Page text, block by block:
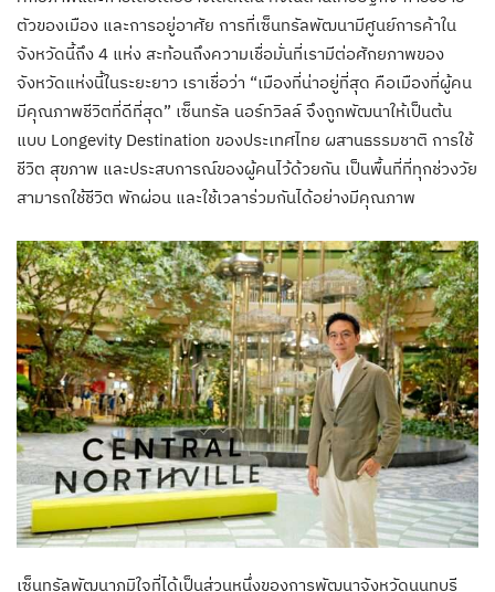
ตัวของเมือง และการอยู่อาศัย การที่เซ็นทรัลพัฒนามีศูนย์การค้าใน
จังหวัดนี้ถึง 4 แห่ง สะท้อนถึงความเชื่อมั่นที่เรามีต่อศักยภาพของ
จังหวัดแห่งนี้ในระยะยาว เราเชื่อว่า “เมืองที่น่าอยู่ที่สุด คือเมืองที่ผู้คน
มีคุณภาพชีวิตที่ดีที่สุด” เซ็นทรัล นอร์ทวิลล์ จึงถูกพัฒนาให้เป็นต้น
แบบ Longevity Destination ของประเทศไทย ผสานธรรมชาติ การใช้
ชีวิต สุขภาพ และประสบการณ์ของผู้คนไว้ด้วยกัน เป็นพื้นที่ที่ทุกช่วงวัย
สามารถใช้ชีวิต พักผ่อน และใช้เวลาร่วมกันได้อย่างมีคุณภาพ
เซ็นทรัลพัฒนาภูมิใจที่ได้เป็นส่วนหนึ่งของการพัฒนาจังหวัดนนทบุรี